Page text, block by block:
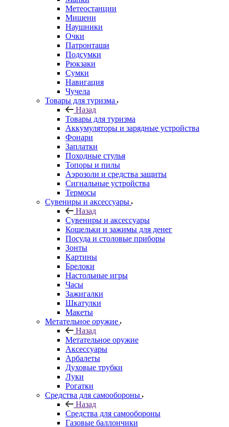
Метеостанции
Мишени
Наушники
Очки
Патронташи
Подсумки
Рюкзаки
Сумки
Навигация
Чучела
Товары для туризма
Назад
Товары для туризма
Аккумуляторы и зарядные устройства
Фонари
Заплатки
Походные стулья
Топоры и пилы
Аэрозоли и средства защиты
Сигнальные устройства
Термосы
Сувениры и аксессуары
Назад
Сувениры и аксессуары
Кошельки и зажимы для денег
Посуда и столовые приборы
Зонты
Картины
Брелоки
Настольные игры
Часы
Зажигалки
Шкатулки
Макеты
Метательное оружие
Назад
Метательное оружие
Аксессуары
Арбалеты
Духовые трубки
Луки
Рогатки
Средства для самообороны
Назад
Средства для самообороны
Газовые баллончики